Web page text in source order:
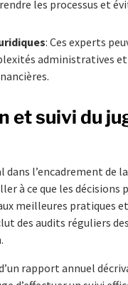
les processus et
: Ces experts
administratives
et suivi du
l’encadrement de
à ce que les décisions
meilleures pratiques
des audits réguliers
rapport annuel